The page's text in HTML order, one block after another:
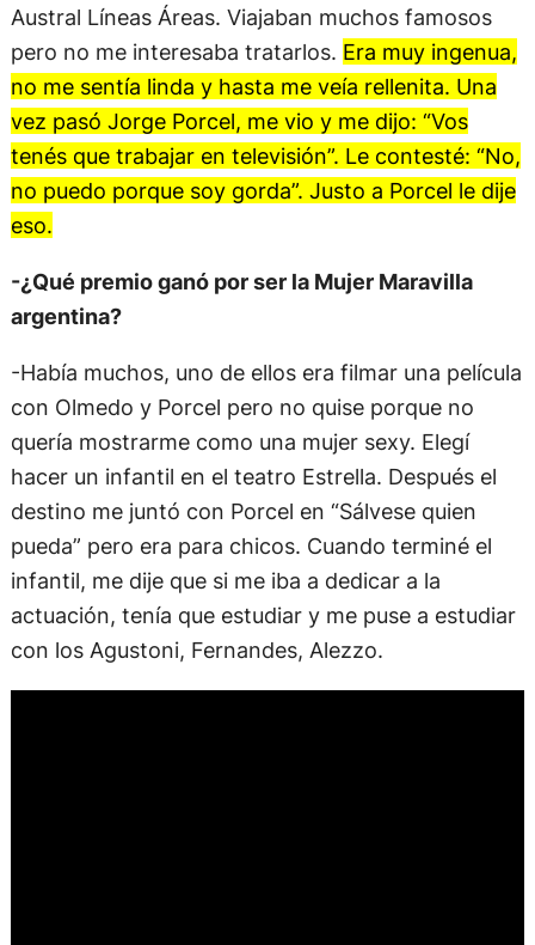
Austral Líneas Áreas. Viajaban muchos famosos
pero no me interesaba tratarlos. Era muy ingenua,
no me sentía linda y hasta me veía rellenita. Una
vez pasó Jorge Porcel, me vio y me dijo: “Vos
tenés que trabajar en televisión”. Le contesté: “No,
no puedo porque soy gorda”. Justo a Porcel le dije
eso.
-¿Qué premio ganó por ser la Mujer Maravilla
argentina?
-Había muchos, uno de ellos era filmar una película
con Olmedo y Porcel pero no quise porque no
quería mostrarme como una mujer sexy. Elegí
hacer un infantil en el teatro Estrella. Después el
destino me juntó con Porcel en “Sálvese quien
pueda” pero era para chicos. Cuando terminé el
infantil, me dije que si me iba a dedicar a la
actuación, tenía que estudiar y me puse a estudiar
con los Agustoni, Fernandes, Alezzo.